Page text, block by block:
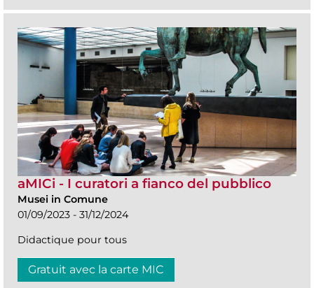
aMICi - I curatori a fianco del pubblico
Musei in Comune
01/09/2023 - 31/12/2024
Didactique pour tous
Gratuit avec la carte MIC